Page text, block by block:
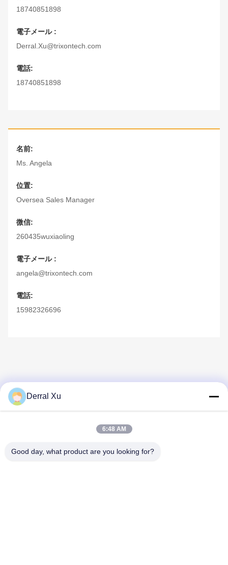
18740851898
電子メール :
Derral.Xu@trixontech.com
電話:
18740851898
名前:
Ms. Angela
位置:
Oversea Sales Manager
微信:
260435wuxiaoling
電子メール :
angela@trixontech.com
電話:
15982326696
住所
Derral Xu
6:48 AM
Good day, what product are you looking for?